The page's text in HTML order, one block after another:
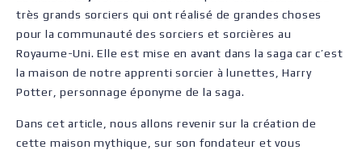
très grands sorciers qui ont réalisé de grandes choses
pour la communauté des sorciers et sorcières au
Royaume-Uni. Elle est mise en avant dans la saga car c’est
la maison de notre apprenti sorcier à lunettes, Harry
Potter, personnage éponyme de la saga.
Dans cet article, nous allons revenir sur la création de
cette maison mythique, sur son fondateur et vous